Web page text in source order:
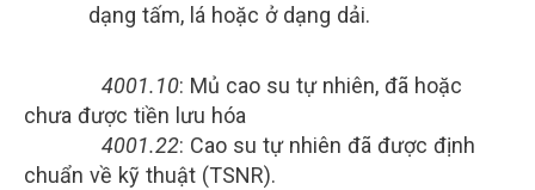
dạng tấm, lá hoặc ở dạng dải.
4001.10: Mủ cao su tự nhiên, đã hoặc
chưa được tiền lưu hóa
4001.22: Cao su tự nhiên đã được định
chuẩn về kỹ thuật (TSNR).